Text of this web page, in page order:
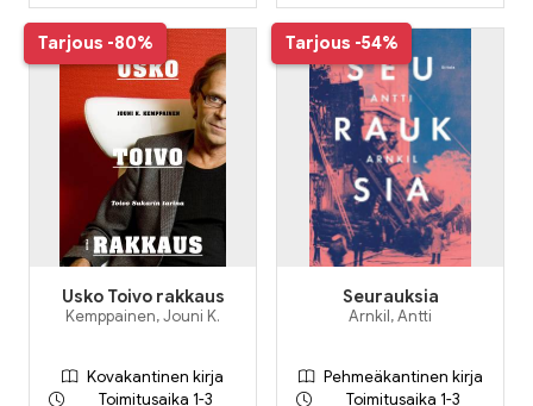
Tarjous -80%
Usko Toivo rakkaus
Kemppainen, Jouni K.
Kovakantinen kirja
Toimitusaika 1-3
Tarjous -54%
Seurauksia
Arnkil, Antti
Pehmeäkantinen kirja
Toimitusaika 1-3